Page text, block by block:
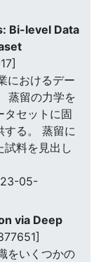
Bi-level Data
におけるデー
蒸留の力学を
タセットに固
する。 蒸留に
試料を見出し
05-
via Deep
をいくつかの